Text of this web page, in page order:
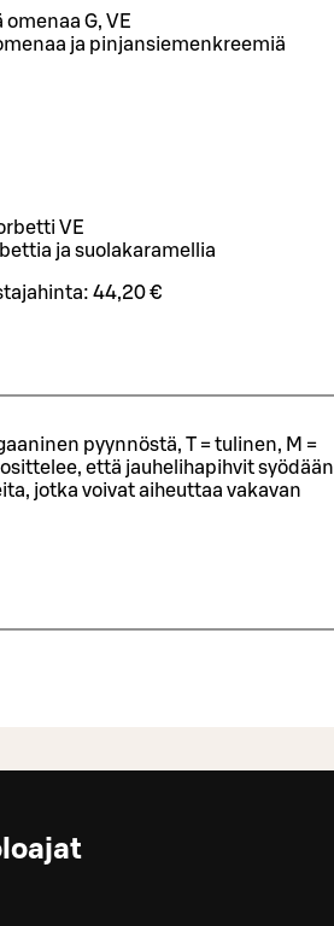
G, VE
ja pinjansiemenkreemiä
VE
ja suolakaramellia
44,20 €
pyynnöstä, T = tulinen, M =
että jauhelihapihvit syödään
jotka voivat aiheuttaa vakavan